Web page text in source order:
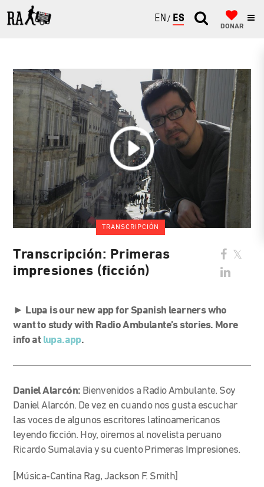
ENGLISH
ESPAÑOL
DONAR
TRANSCRIPCIÓN
Transcripción: Primeras
impresiones (ficción)
► Lupa is our new app for Spanish learners who
want to study with Radio Ambulante’s stories. More
info at lupa.app.
Daniel Alarcón: Bienvenidos a Radio Ambulante. Soy
Daniel Alarcón. De vez en cuando nos gusta escuchar
las voces de algunos escritores latinoamericanos
leyendo ficción. Hoy, oiremos al novelista peruano
Ricardo Sumalavia y su cuento Primeras Impresiones.
[Música-Cantina Rag, Jackson F. Smith]